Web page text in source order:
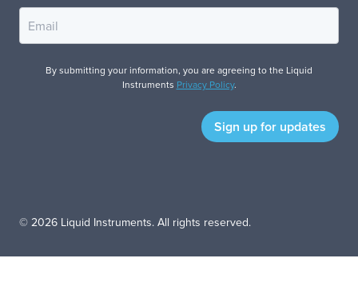
By submitting your information, you are agreeing to the Liquid
Instruments Privacy Policy.
© 2026 Liquid Instruments. All rights reserved.